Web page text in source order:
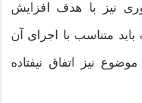
نیز با هدف افزایش
متناسب با اجرای آن
نیز اتفاق نیفتاده